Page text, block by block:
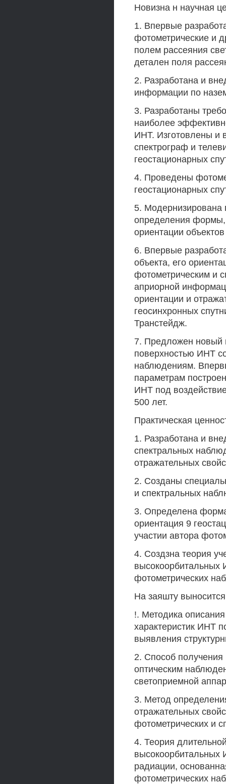
Новизна н научная
1. Впервые
фотометрические и
полем рассеяния
детален поля
2. Разработана и
информации по
3. Разработаны
наиболее
ИНТ. Изготовлены и
спектрограф и
геостационарных
4. Проведены
геостационарных
5. Модернизирована
определения формы,
ориентации
6. Впервые
объекта, его
фотометрическим и
априорной
ориентации и
геосинхронных
Транстейдж.
7. Предложен новый
поверхностью ИНТ
наблюдениям.
параметрам
ИНТ под
500 лет.
Практическая
1. Разработана и
спектральных
отражательных
2. Созданы
и спектральных
3. Определена
ориентация 9
участии автора
4. Создзна теория
фотометрических
На заяшту
!. Методика
характеристик ИНТ
выявления
2. Способ
оптическим
светоприемной
3. Метод
отражательных
фотометрических и
4. Теория
высокоорбитальных
радиации,
фотометрических